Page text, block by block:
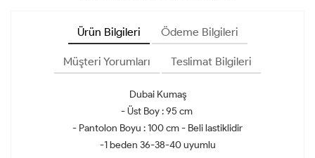
Ürün Bilgileri Ödeme Bilgileri
Müşteri Yorumları Teslimat Bilgileri
Dubai Kumaş
- Üst Boy : 95 cm
- Pantolon Boyu : 100 cm - Beli lastiklidir
-1 beden 36-38-40 uyumlu